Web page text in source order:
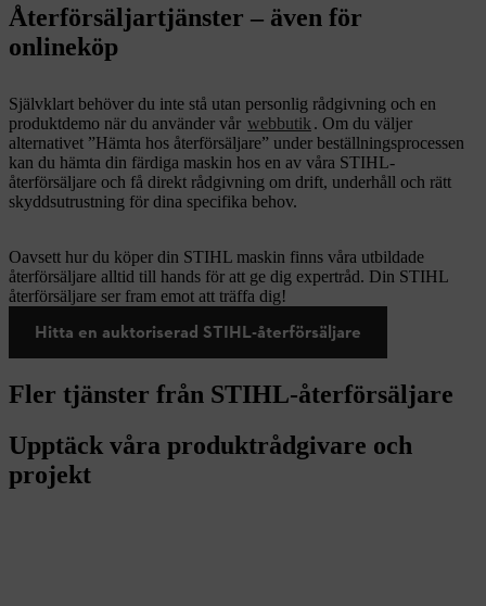
Återförsäljartjänster – även för
onlineköp
Självklart behöver du inte stå utan personlig rådgivning och en
produktdemo när du använder vår webbutik . Om du väljer
alternativet ”Hämta hos återförsäljare” under beställningsprocessen
kan du hämta din färdiga maskin hos en av våra STIHL-
återförsäljare och få direkt rådgivning om drift, underhåll och rätt
skyddsutrustning för dina specifika behov.
Oavsett hur du köper din STIHL maskin finns våra utbildade
återförsäljare alltid till hands för att ge dig expertråd. Din STIHL
återförsäljare ser fram emot att träffa dig!
Hitta en auktoriserad STIHL-återförsäljare
Fler tjänster från STIHL-återförsäljare
Upptäck våra produktrådgivare och
projekt